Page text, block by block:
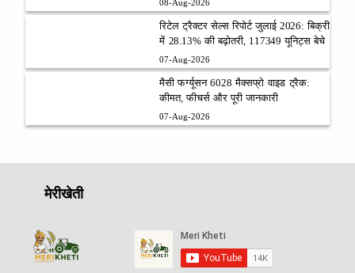
08-Aug-2026
रिटेल ट्रैक्टर सेल्स रिपोर्ट जुलाई 2026: बिक्री
में 28.13% की बढ़ोतरी, 117349 यूनिट्स बेचे
07-Aug-2026
मैसी फर्ग्यूसन 6028 मैक्सप्रो वाइड ट्रैक:
कीमत, फीचर्स और पूरी जानकारी
07-Aug-2026
मेरीखेती